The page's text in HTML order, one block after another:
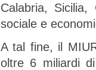
Calabria, Sicilia,
sociale e
A tal fine, il
oltre 6 miliardi